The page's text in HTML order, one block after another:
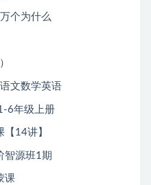
个为什么
文数学英语
6年级上册
14讲】
智源班1期
课